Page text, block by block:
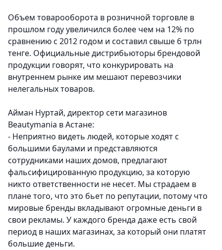
Объем товарооборота в розничной торговле в
прошлом году увеличился более чем на 12% по
сравнению с 2012 годом и составил свыше 6 трлн
тенге. Официальные дистрибьюторы брендовой
продукции говорят, что конкурировать на
внутреннем рынке им мешают перевозчики
нелегальных товаров.
Айман Нуртай, директор сети магазинов
Beautymania в Астане:
- Неприятно видеть людей, которые ходят с
большими баулами и представляются
сотрудниками наших домов, предлагают
фальсифицированную продукцию, за которую
никто ответственности не несет. Мы страдаем в
плане того, что это бьет по репутации, потому что
мировые бренды вкладывают огромные деньги в
свои рекламы. У каждого бренда даже есть свой
период в наших магазинах, за который они платят
большие деньги.